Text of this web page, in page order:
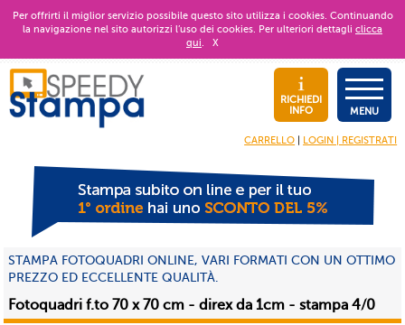
Per offrirti il miglior servizio possibile questo sito utilizza i cookies. Continuando
la navigazione nel sito autorizzi l’uso dei cookies. Per ulteriori dettagli clicca
qui. X
RICHIEDI
INFO
MENU
CARRELLO LOGIN | REGISTRATI
STAMPA FOTOQUADRI ONLINE, VARI FORMATI CON UN OTTIMO
PREZZO ED ECCELLENTE QUALITÀ.
Fotoquadri f.to 70 x 70 cm - direx da 1cm - stampa 4/0